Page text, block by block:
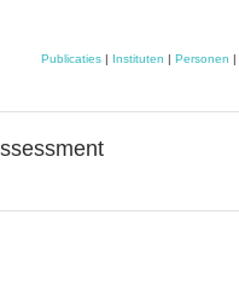
Publicaties| Instituten | Personen |